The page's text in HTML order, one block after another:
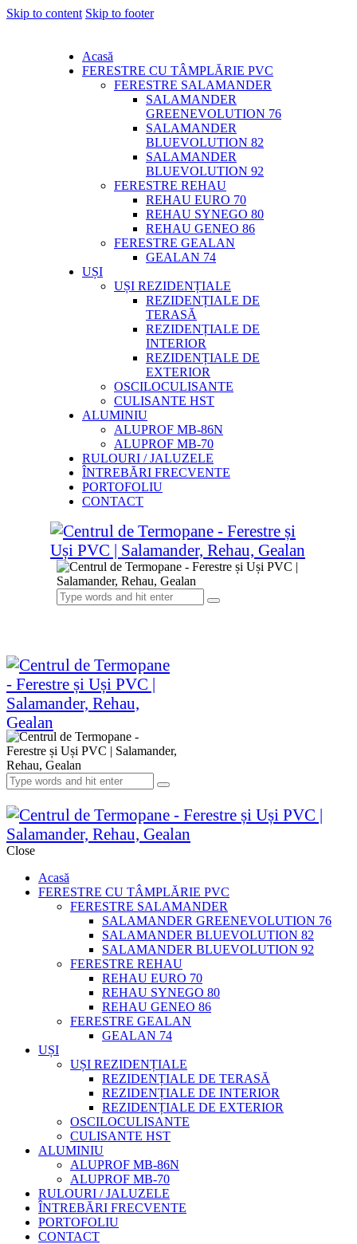
Skip to content Skip to footer
Acasă
FERESTRE CU TÂMPLĂRIE PVC
FERESTRE SALAMANDER
SALAMANDER
GREENEVOLUTION 76
SALAMANDER
BLUEVOLUTION 82
SALAMANDER
BLUEVOLUTION 92
FERESTRE REHAU
REHAU EURO 70
REHAU SYNEGO 80
REHAU GENEO 86
FERESTRE GEALAN
GEALAN 74
UȘI
UȘI REZIDENȚIALE
REZIDENȚIALE DE
TERASĂ
REZIDENȚIALE DE
INTERIOR
REZIDENȚIALE DE
EXTERIOR
OSCILOCULISANTE
CULISANTE HST
ALUMINIU
ALUPROF MB-86N
ALUPROF MB-70
RULOURI / JALUZELE
ÎNTREBĂRI FRECVENTE
PORTOFOLIU
CONTACT
Close
Acasă
FERESTRE CU TÂMPLĂRIE PVC
FERESTRE SALAMANDER
SALAMANDER GREENEVOLUTION 76
SALAMANDER BLUEVOLUTION 82
SALAMANDER BLUEVOLUTION 92
FERESTRE REHAU
REHAU EURO 70
REHAU SYNEGO 80
REHAU GENEO 86
FERESTRE GEALAN
GEALAN 74
UȘI
UȘI REZIDENȚIALE
REZIDENȚIALE DE TERASĂ
REZIDENȚIALE DE INTERIOR
REZIDENȚIALE DE EXTERIOR
OSCILOCULISANTE
CULISANTE HST
ALUMINIU
ALUPROF MB-86N
ALUPROF MB-70
RULOURI / JALUZELE
ÎNTREBĂRI FRECVENTE
PORTOFOLIU
CONTACT